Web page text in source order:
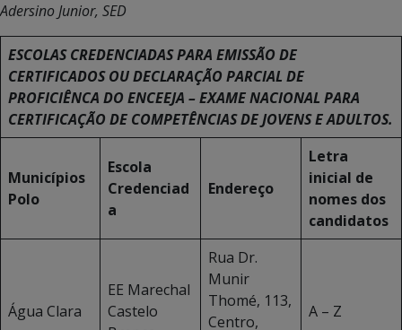
Adersino Junior, SED
ESCOLAS CREDENCIADAS PARA EMISSÃO DE
CERTIFICADOS OU DECLARAÇÃO PARCIAL DE
PROFICIÊNCA DO ENCEEJA – EXAME NACIONAL PARA
CERTIFICAÇÃO DE COMPETÊNCIAS DE JOVENS E ADULTOS.
Municípios
Polo
Escola
Credenciad
a
Endereço
Letra
inicial de
nomes dos
candidatos
Água Clara
EE Marechal
Castelo
Rua Dr.
Munir
Thomé, 113,
Centro,
A – Z